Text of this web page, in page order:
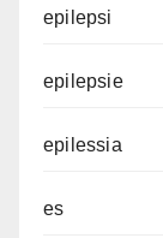
epilepsi
epilepsie
epilessia
es